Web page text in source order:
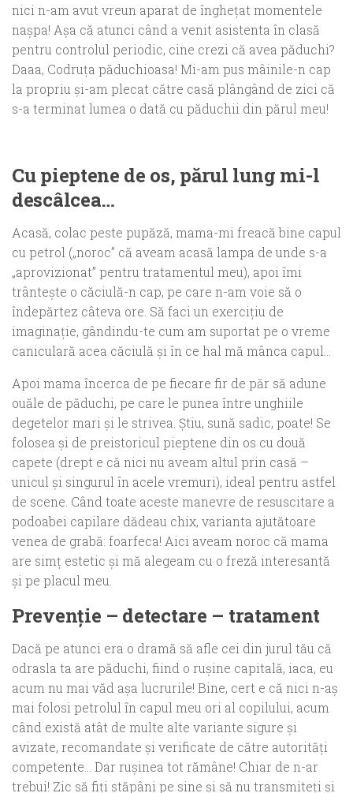
nici n-am avut vreun aparat de îngheţat momentele
naşpa! Aşa că atunci când a venit asistenta în clasă
pentru controlul periodic, cine crezi că avea păduchi?
Daaa, Codruţa păduchioasa! Mi-am pus mâinile-n cap
la propriu şi-am plecat către casă plângând de zici că
s-a terminat lumea o dată cu păduchii din părul meu!
Cu pieptene de os, părul lung mi-l
descâlcea…
Acasă, colac peste pupăză, mama-mi freacă bine capul
cu petrol („noroc” că aveam acasă lampa de unde s-a
„aprovizionat” pentru tratamentul meu), apoi îmi
trânteşte o căciulă-n cap, pe care n-am voie să o
îndepărtez câteva ore. Să faci un exerciţiu de
imaginaţie, gândindu-te cum am suportat pe o vreme
caniculară acea căciulă şi în ce hal mă mânca capul…
Apoi mama încerca de pe fiecare fir de păr să adune
ouăle de păduchi, pe care le punea între unghiile
degetelor mari şi le strivea. Ştiu, sună sadic, poate! Se
folosea şi de preistoricul pieptene din os cu două
capete (drept e că nici nu aveam altul prin casă –
unicul şi singurul în acele vremuri), ideal pentru astfel
de scene. Când toate aceste manevre de resuscitare a
podoabei capilare dădeau chix, varianta ajutătoare
venea de grabă: foarfeca! Aici aveam noroc că mama
are simţ estetic şi mă alegeam cu o freză interesantă
şi pe placul meu.
Prevenţie – detectare – tratament
Dacă pe atunci era o dramă să afle cei din jurul tău că
odrasla ta are păduchi, fiind o ruşine capitală, iaca, eu
acum nu mai văd aşa lucrurile! Bine, cert e că nici n-aş
mai folosi petrolul în capul meu ori al copilului, acum
când există atât de multe alte variante sigure şi
avizate, recomandate şi verificate de către autorităţi
competente… Dar ruşinea tot rămâne! Chiar de n-ar
trebui! Zic să fiţi stăpâni pe sine şi să nu transmiteţi şi